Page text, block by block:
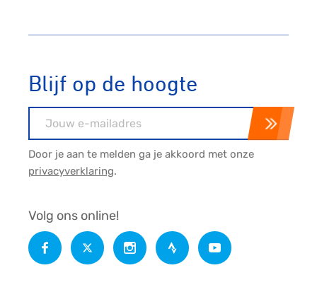
Blijf op de hoogte
Door je aan te melden ga je akkoord met onze
privacyverklaring.
Volg ons online!